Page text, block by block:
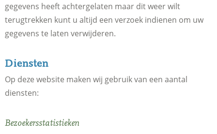
gegevens heeft achtergelaten maar dit weer wilt
terugtrekken kunt u altijd een verzoek indienen om uw
gegevens te laten verwijderen.
Diensten
Op deze website maken wij gebruik van een aantal
diensten:
Bezoekersstatistieken